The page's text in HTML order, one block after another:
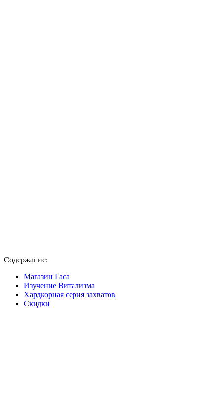
Содержание:
Магазин Гаса
Изучение Витализма
Хардкорная серия захватов
Скидки